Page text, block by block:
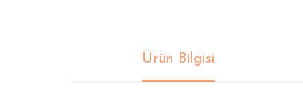
Ürün Bilgisi